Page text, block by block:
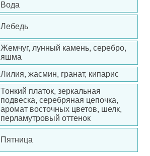
Вода
Лебедь
Жемчуг, лунный камень, серебро,
яшма
Лилия, жасмин, гранат, кипарис
Тонкий платок, зеркальная
подвеска, серебряная цепочка,
аромат восточных цветов, шелк,
перламутровый оттенок
Пятница